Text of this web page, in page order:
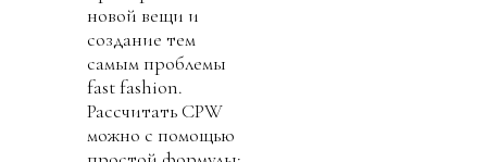
новой вещи и
создание тем
самым проблемы
fast fashion.
Рассчитать CPW
можно с помощью